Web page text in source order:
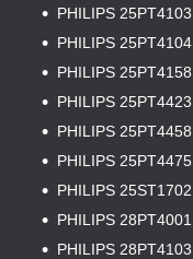
PHILIPS 25PT4103
PHILIPS 25PT4104
PHILIPS 25PT4158
PHILIPS 25PT4423
PHILIPS 25PT4458
PHILIPS 25PT4475
PHILIPS 25ST1702
PHILIPS 28PT4001
PHILIPS 28PT4103